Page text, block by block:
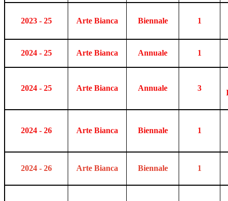
2023 - 25 Arte Bianca Biennale 1
2024 - 25 Arte Bianca Annuale 1
2024 - 25 Arte Bianca Annuale 3
2024 - 26 Arte Bianca Biennale 1
2024 - 26 Arte Bianca Biennale 1